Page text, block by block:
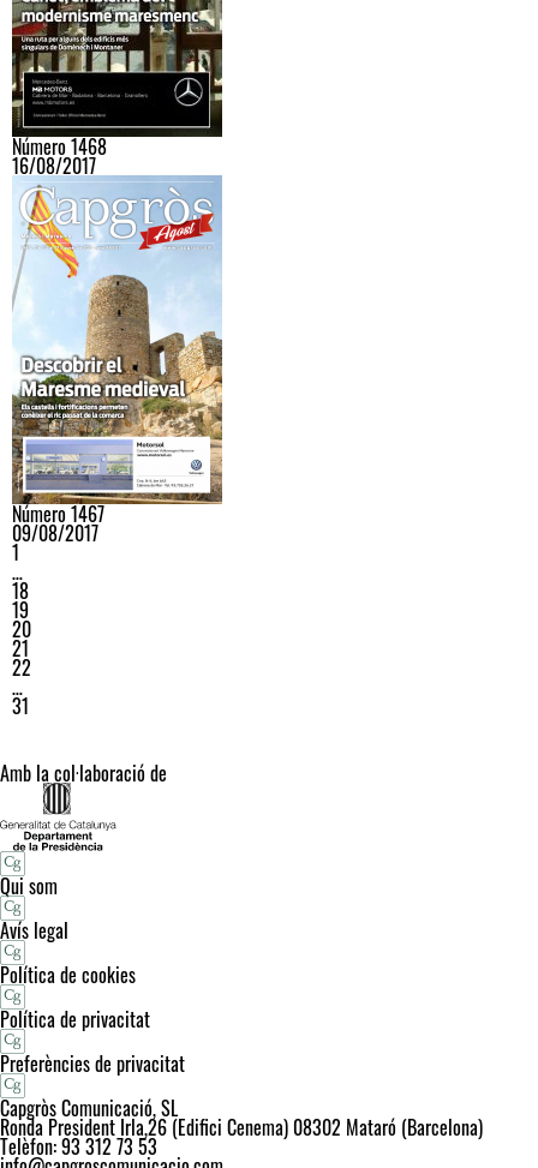
Número 1468
16/08/2017
Número 1467
09/08/2017
1
…
18
19
20
21
22
…
31
Amb la col·laboració de
Qui som
Avís legal
Política de cookies
Política de privacitat
Preferències de privacitat
Capgròs Comunicació, SL
Ronda President Irla,26 (Edifici Cenema) 08302 Mataró (Barcelona)
Telèfon: 93 312 73 53